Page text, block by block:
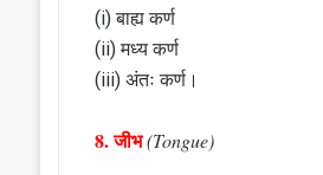
(i) बाह्य कर्ण
(ii) मध्य कर्ण
(iii) अंतः कर्ण।
8. जीभ (Tongue)